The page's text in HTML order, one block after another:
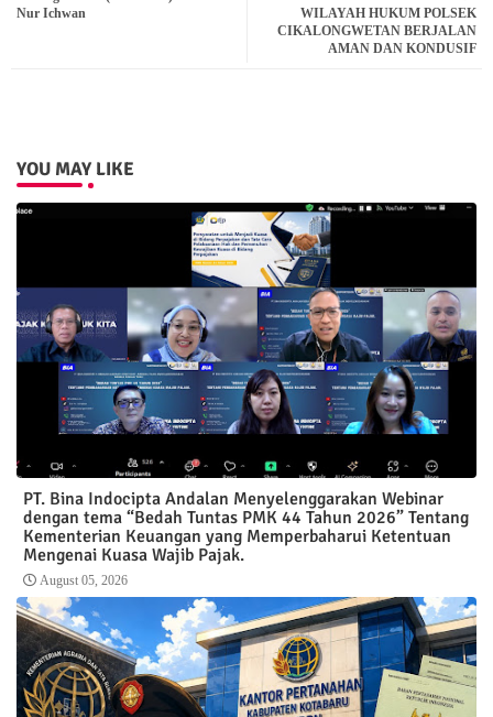
pp
WILAYAH HUKUM POLSEK
CIKALONGWETAN BERJALAN
AMAN DAN KONDUSIF
Nur Ichwan
YOU MAY LIKE
PT. Bina Indocipta Andalan Menyelenggarakan Webinar
dengan tema “Bedah Tuntas PMK 44 Tahun 2026” Tentang
Kementerian Keuangan yang Memperbaharui Ketentuan
Mengenai Kuasa Wajib Pajak.
August 05, 2026